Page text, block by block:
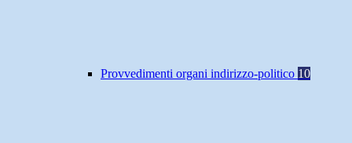
Provvedimenti organi indirizzo-politico 10